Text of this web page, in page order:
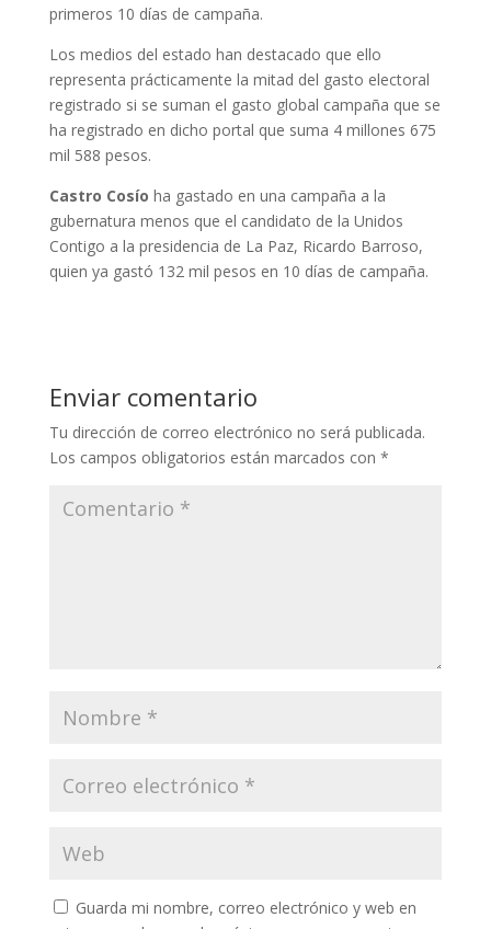
primeros 10 días de campaña.
Los medios del estado han destacado que ello
representa prácticamente la mitad del gasto electoral
registrado si se suman el gasto global campaña que se
ha registrado en dicho portal que suma 4 millones 675
mil 588 pesos.
Castro Cosío ha gastado en una campaña a la
gubernatura menos que el candidato de la Unidos
Contigo a la presidencia de La Paz, Ricardo Barroso,
quien ya gastó 132 mil pesos en 10 días de campaña.
Enviar comentario
Tu dirección de correo electrónico no será publicada.
Los campos obligatorios están marcados con *
Guarda mi nombre, correo electrónico y web en